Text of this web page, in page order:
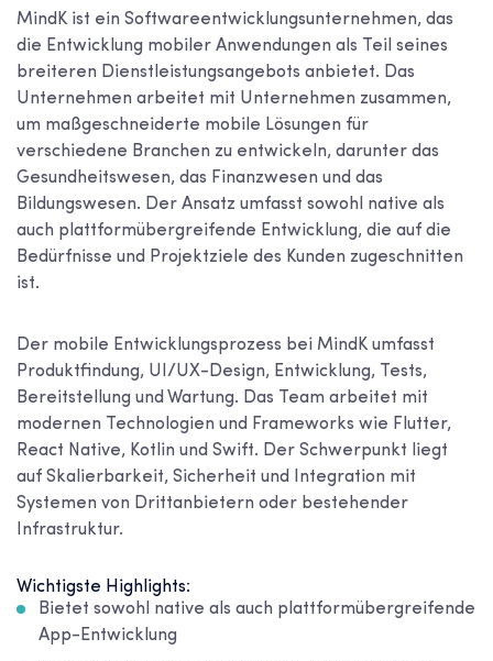
MindK ist ein Softwareentwicklungsunternehmen, das
die Entwicklung mobiler Anwendungen als Teil seines
breiteren Dienstleistungsangebots anbietet. Das
Unternehmen arbeitet mit Unternehmen zusammen,
um maßgeschneiderte mobile Lösungen für
verschiedene Branchen zu entwickeln, darunter das
Gesundheitswesen, das Finanzwesen und das
Bildungswesen. Der Ansatz umfasst sowohl native als
auch plattformübergreifende Entwicklung, die auf die
Bedürfnisse und Projektziele des Kunden zugeschnitten
ist.
Der mobile Entwicklungsprozess bei MindK umfasst
Produktfindung, UI/UX-Design, Entwicklung, Tests,
Bereitstellung und Wartung. Das Team arbeitet mit
modernen Technologien und Frameworks wie Flutter,
React Native, Kotlin und Swift. Der Schwerpunkt liegt
auf Skalierbarkeit, Sicherheit und Integration mit
Systemen von Drittanbietern oder bestehender
Infrastruktur.
Wichtigste Highlights:
Bietet sowohl native als auch plattformübergreifende
App-Entwicklung